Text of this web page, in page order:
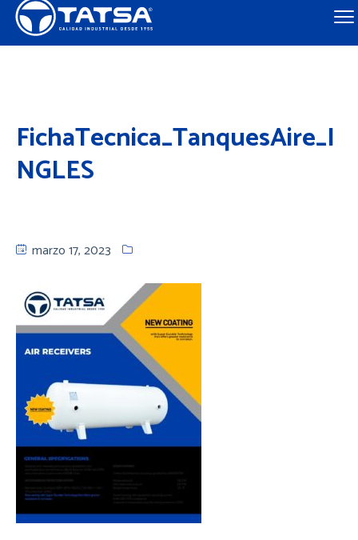
FichaTecnica_TanquesAire_I
NGLES
marzo 17, 2023